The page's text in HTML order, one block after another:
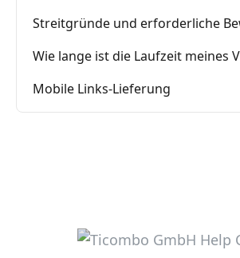
Streitgründe und erforderliche
Wie lange ist die Laufzeit meines
Mobile Links-Lieferung